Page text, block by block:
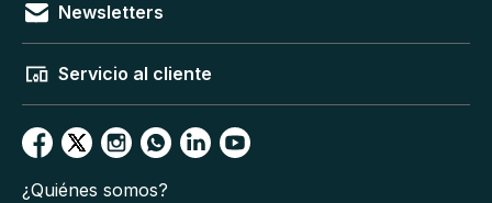
Newsletters
Servicio al cliente
¿Quiénes somos?